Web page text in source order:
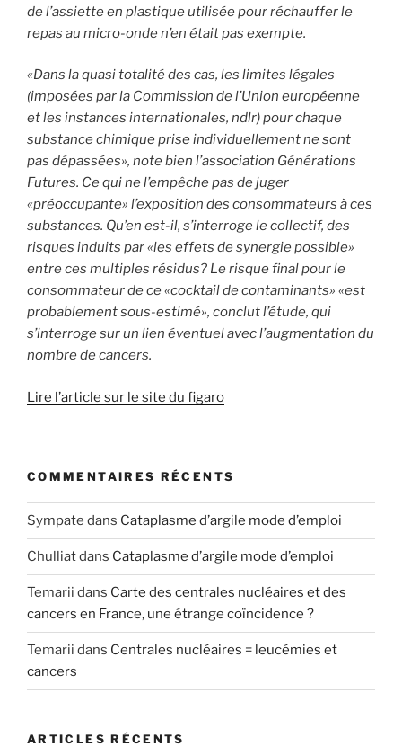
de l’assiette en plastique utilisée pour réchauffer le
repas au micro-onde n’en était pas exempte.
«Dans la quasi totalité des cas, les limites légales
(imposées par la Commission de l’Union européenne
et les instances internationales, ndlr) pour chaque
substance chimique prise individuellement ne sont
pas dépassées», note bien l’association Générations
Futures. Ce qui ne l’empêche pas de juger
«préoccupante» l’exposition des consommateurs à ces
substances. Qu’en est-il, s’interroge le collectif, des
risques induits par «les effets de synergie possible»
entre ces multiples résidus? Le risque final pour le
consommateur de ce «cocktail de contaminants» «est
probablement sous-estimé», conclut l’étude, qui
s’interroge sur un lien éventuel avec l’augmentation du
nombre de cancers.
Lire l’article sur le site du figaro
COMMENTAIRES RÉCENTS
Sympate dans Cataplasme d’argile mode d’emploi
Chulliatdans Cataplasme d’argile mode d’emploi
Temarii dans Carte des centrales nucléaires et des
cancers en France, une étrange coïncidence ?
Temarii dans Centrales nucléaires = leucémies et
cancers
ARTICLES RÉCENTS